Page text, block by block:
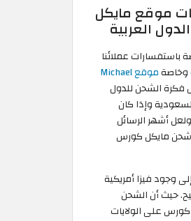
موقع مايكل
العربية
باستفسارات عملائنا
وخاصة
موقع Michael
فكرة الشحن للدول
وإذا كان
أشهر الرسائل
مايكل كورس
وجود فيزا أمريكية
حيث أن الشحن
على الولايات